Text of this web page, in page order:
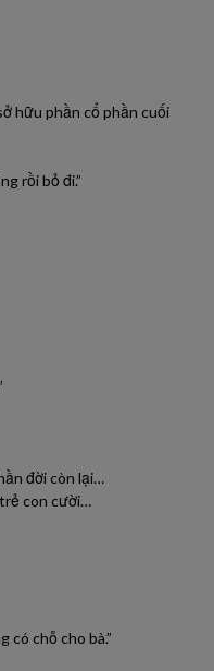
hữu phần cổ phần cuối
rồi bỏ đi.”
đời còn lại…
con cười…
có chỗ cho bà.”